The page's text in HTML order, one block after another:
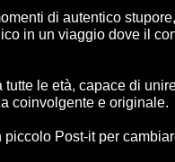
di autentico
in un viaggio dove il
tutte le età, capace di
coinvolgente e originale.
piccolo Post-it per